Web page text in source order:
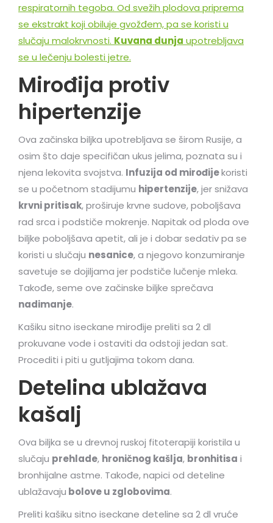
respiratornih tegoba. Od svežih plodova priprema
se ekstrakt koji obiluje gvožđem, pa se koristi u
slučaju malokrvnosti. Kuvana dunja upotrebljava
se u lečenju bolesti jetre.
Mirođija protiv
hipertenzije
Ova začinska biljka upotrebljava se širom Rusije, a
osim što daje specifičan ukus jelima, poznata su i
njena lekovita svojstva. Infuzija od mirođijekoristi
se u početnom stadijumu hipertenzije, jer snižava
krvni pritisak, proširuje krvne sudove, poboljšava
rad srca i podstiče mokrenje. Napitak od ploda ove
biljke poboljšava apetit, ali je i dobar sedativ pa se
koristi u slučaju nesanice, a njegovo konzumiranje
savetuje se dojiljama jer podstiče lučenje mleka.
Takođe, seme ove začinske biljke sprečava
nadimanje.
Kašiku sitno iseckane mirođije preliti sa 2 dl
prokuvane vode i ostaviti da odstoji jedan sat.
Procediti i piti u gutljajima tokom dana.
Detelina ublažava
kašalj
Ova biljka se u drevnoj ruskoj fitoterapiji koristila u
slučaju prehlade, hroničnog kašlja, bronhitisa i
bronhijalne astme. Takođe, napici od deteline
ublažavaju bolove u zglobovima.
Preliti kašiku sitno iseckane deteline sa 2 dl vruće